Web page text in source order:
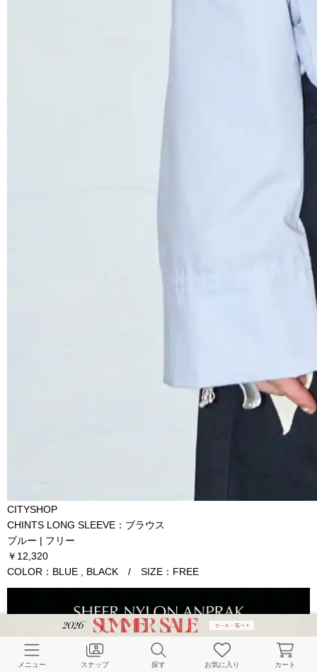
CITYSHOP
CHINTS LONG SLEEVE：ブラウス
ブルー | フリー
￥12,320
COLOR：BLUE , BLACK / SIZE：FREE
メニュー スナップ 探す お気に入り カート